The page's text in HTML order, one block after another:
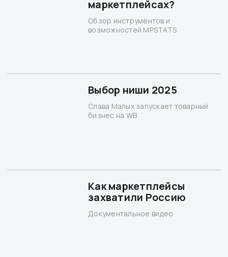
маркетплейсах?
Обзор инструментов и
возможностей MPSTATS
Выбор ниши 2025
Слава Малых запускает товарный
бизнес на WB
Как маркетплейсы
захватили Россию
Документальное видео